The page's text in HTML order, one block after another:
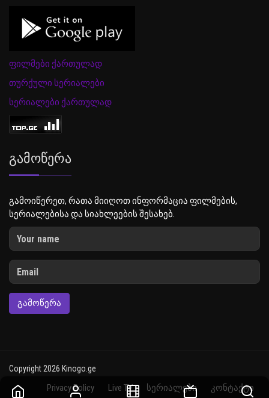
ფილმები ქართულად
თურქული სერიალები
სერიალები ქართულად
Გამოწერა
გამოიწერეთ, რათა მიიღოთ ინფორმაცია ფილმების,
სერიალებისა და სიახლეების შესახებ.
ᲒᲐᲛᲝᲬᲔᲠᲐ
Copyright 2026 Kinogo.ge
Privacy Policy Live TV სერიალები კონტაქტი